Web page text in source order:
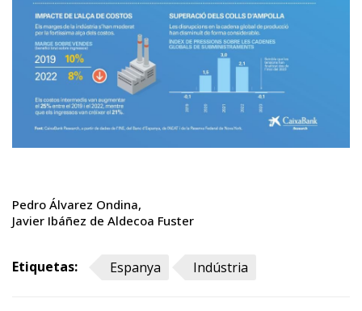
Pedro Álvarez Ondina
Javier Ibáñez de Aldecoa Fuster
Etiquetas: Espanya Indústria